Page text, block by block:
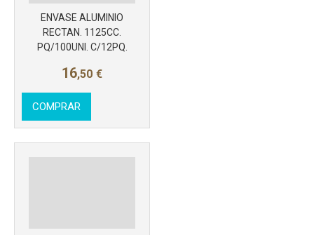
ENVASE ALUMINIO
RECTAN. 1125CC.
PQ/100UNI. C/12PQ.
16,50 €
COMPRAR
Más info